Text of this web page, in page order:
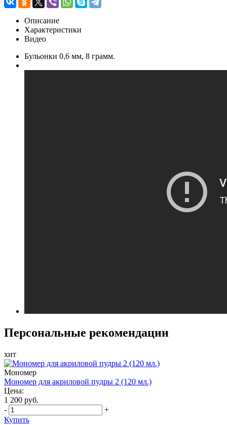
Описание
Характеристики
Видео
Бульонки 0,6 мм, 8 грамм.
Персональные рекомендации
хит
Мономер
Мономер для акриловой пудры 2 (120 мл.)
Цена:
1 200 руб.
-
+
Купить